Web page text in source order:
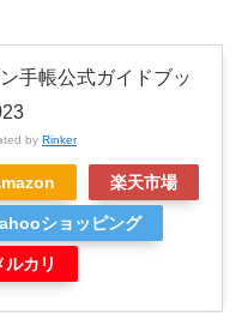
手帳公式ガイドブッ
by Rinker
楽天市場
ショッピング
ルカリ